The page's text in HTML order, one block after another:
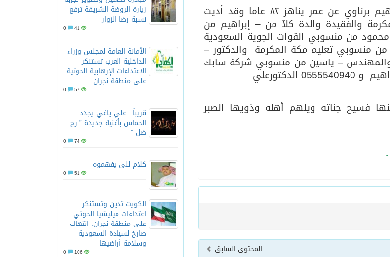
جدة.. شواطئ رائعة وأنشطة متنوعة ووجهات تناسب كل الأذواق
زيارة الروضة الشريفة ترفع
نسبة رضا الزوار
41
الأمانة العامة لمجلس وزراء
الداخلية العرب تستنكر
الاعتداءات الإرهابية الحوثية
على منطقة نجران
57
قريباً.. علي ياغي يجدد
الحماس بأغنية جديدة ” رح
ضل ”
74
كلام للى يفهموه
51
الكويت تدين وتستنكر
اعتداءات ميليشيا الحوثي
على منطقة نجران: انتهاك
صارخ لسيادة السعودية
وسلامة أراضيها
106
انتقلت إلى رحمة الله تعالى السيدة – سهام إبراهيم برناوي عن عمر يناهز ٨٢ عاما وقد أديت
والفقيدة والدة كلآ من – إبراهيم من
من منسوبي القوات الجوية السعودية
من منسوبي تعليم مكة المكرمة والدكتور –
والمهندس – ياسين من منسوبي شركة سابك
و 0555540940 الدكتورعلي
فسيح جناته ويلهم أهله وذويها الصبر
.
المحتوى السابق